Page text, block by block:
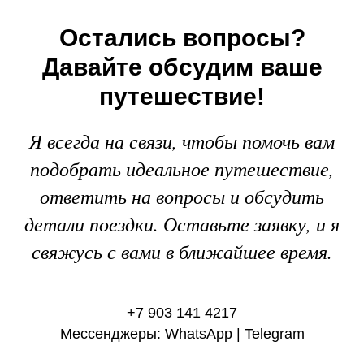
Остались вопросы?
Давайте обсудим ваше
путешествие!
Я всегда на связи, чтобы помочь вам
подобрать идеальное путешествие,
ответить на вопросы и обсудить
детали поездки. Оставьте заявку, и я
свяжусь с вами в ближайшее время.
+7 903 141 4217
Мессенджеры: WhatsApp | Telegram